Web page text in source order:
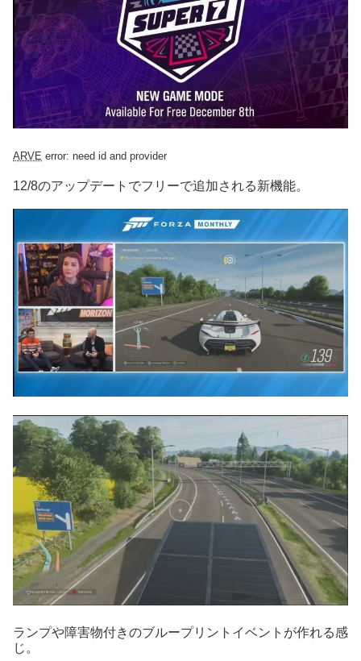
ARVE error: need id and provider
12/8のアップデートでフリーで追加される新機能。
ランプや障害物付きのブループリントイベントが作れる感
じ。